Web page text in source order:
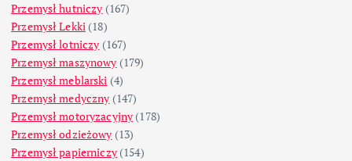
Przemysł hutniczy (167)
Przemysł Lekki (18)
Przemysł lotniczy (167)
Przemysł maszynowy (179)
Przemysł meblarski (4)
Przemysł medyczny (147)
Przemysł motoryzacyjny (178)
Przemysł odzieżowy (13)
Przemysł papierniczy(154)